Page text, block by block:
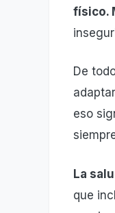
físico.
De
eso
La
que